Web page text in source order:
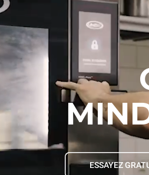
ESSAYEZ